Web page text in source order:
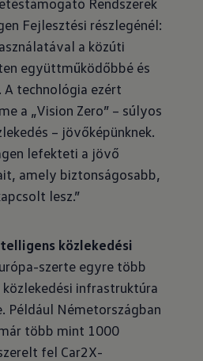
Fejlesztési részlegénél:
a közúti
együttműködőbbé és
technológia ezért
a „Vision Zero” – súlyos
– jövőképünknek.
lefekteti a jövő
amely biztonságosabb,
lesz.”
közlekedési
szerte egyre több
infrastruktúra
Például Németországban
több mint 1000
fel Car2X-